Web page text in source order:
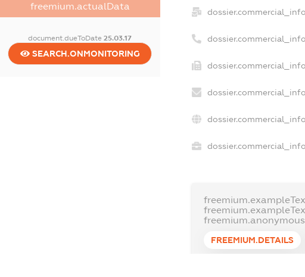
freemium.actualData
document.dueToDate25.03.17
SEARCH.ONMONITORING
FREEMIUM.DETAILS